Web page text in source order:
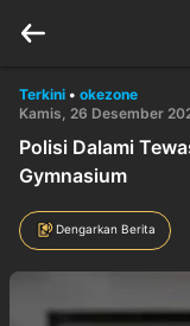
Terkini • okezone
Kamis, 26 Desember
Polisi Dalami
Gymnasium
Dengarkan Berita